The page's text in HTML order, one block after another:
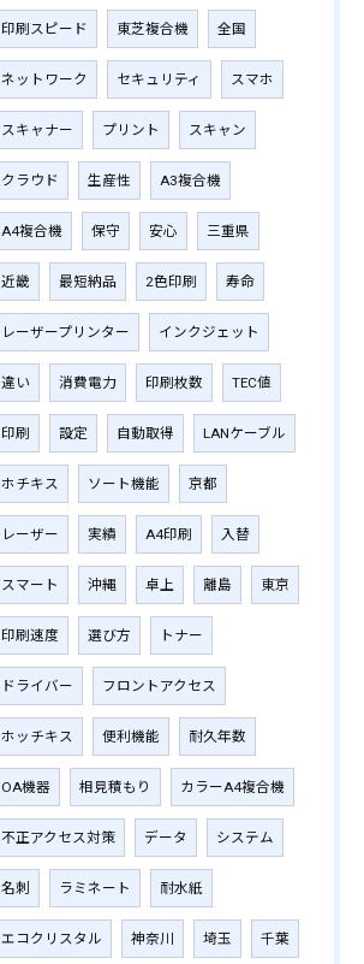
印刷スピード 東芝複合機 全国
ネットワーク セキュリティ スマホ
スキャナー プリント スキャン
クラウド 生産性 A3複合機
A4複合機 保守 安心 三重県
近畿 最短納品 2色印刷 寿命
レーザープリンター インクジェット
違い 消費電力 印刷枚数 TEC値
印刷 設定 自動取得 LANケーブル
ホチキス ソート機能 京都
レーザー 実績 A4印刷 入替
スマート 沖縄 卓上 離島 東京
印刷速度 選び方 トナー
ドライバー フロントアクセス
ホッチキス 便利機能 耐久年数
OA機器 相見積もり カラーA4複合機
不正アクセス対策 データ システム
名刺 ラミネート 耐水紙
エコクリスタル 神奈川 埼玉 千葉